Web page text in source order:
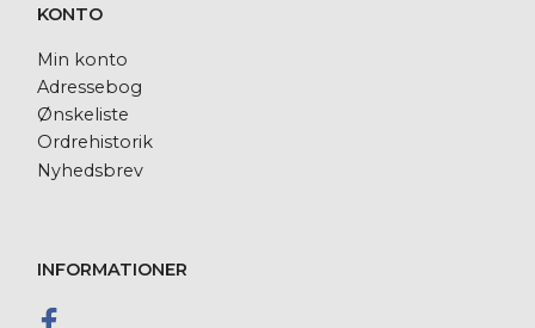
KONTO
Min konto
Adressebog
Ønskeliste
Ordrehistorik
Nyhedsbrev
INFORMATIONER